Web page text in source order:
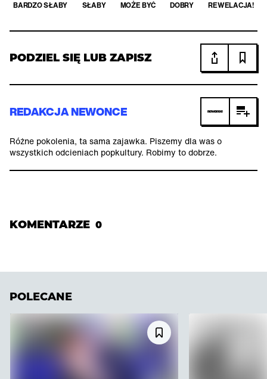
BARDZO SŁABY SŁABY MOŻE BYĆ DOBRY REWELACJA!
PODZIEL SIĘ LUB ZAPISZ
REDAKCJA NEWONCE
Różne pokolenia, ta sama zajawka. Piszemy dla was o
wszystkich odcieniach popkultury. Robimy to dobrze.
KOMENTARZE 0
POLECANE